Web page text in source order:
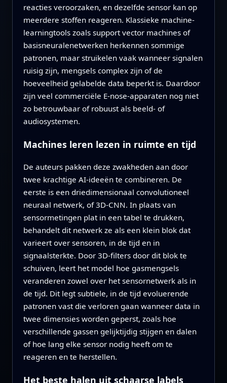
reacties veroorzaken, en dezelfde sensor kan op
meerdere stoffen reageren. Klassieke machine-
learningtools zoals support vector machines of
basisneuralenetwerken herkennen sommige
patronen, maar struikelen vaak wanneer signalen
ruisig zijn, mengsels complex zijn of de
hoeveelheid gelabelde data beperkt is. Daardoor
zijn veel commerciële E‑nose-apparaten nog niet
zo betrouwbaar of robuust als beeld- of
audiosystemen.
Machines leren lezen in ruimte en tijd
De auteurs pakken deze zwakheden aan door
twee krachtige AI-ideeën te combineren. De
eerste is een driedimensionaal convolutioneel
neuraal netwerk, of 3D‑CNN. In plaats van
sensormetingen plat in een tabel te drukken,
behandelt dit netwerk ze als een klein blok dat
varieert over sensoren, in de tijd en in
signaalsterkte. Door 3D-filters door dit blok te
schuiven, leert het model hoe gasmengsels
veranderen zowel over het sensornetwerk als in
de tijd. Dit legt subtiele, in de tijd evoluerende
patronen vast die verloren gaan wanneer data in
twee dimensies worden geperst, zoals hoe
verschillende gassen gelijktijdig stijgen en dalen
of hoe lang elke sensor nodig heeft om te
reageren en te herstellen.
Het beste halen uit schaarse labels